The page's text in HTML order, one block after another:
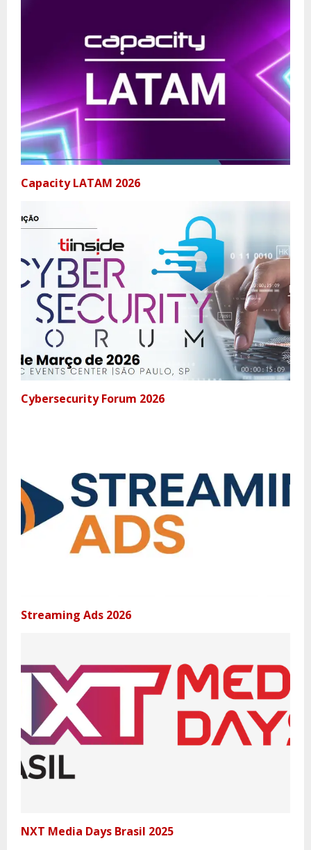
Capacity LATAM 2026
Cybersecurity Forum 2026
Streaming Ads 2026
NXT Media Days Brasil 2025